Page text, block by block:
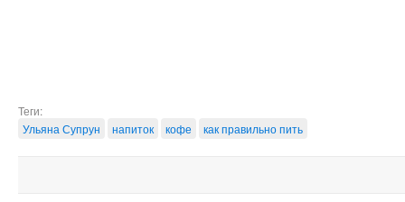
Теги:
Ульяна Супрун
напиток кофе как правильно пить